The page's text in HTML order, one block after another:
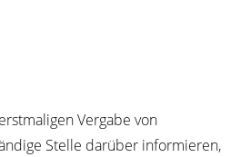
Vergabe von
Stelle darüber informieren,